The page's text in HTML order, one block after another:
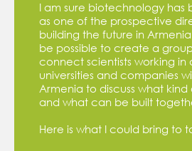
I am sure biotechnology has
as one of the prospective
building the future in
be possible to create a
connect scientists working in
universities and companies
Armenia to discuss what
and what can be built
Here is what I could bring to